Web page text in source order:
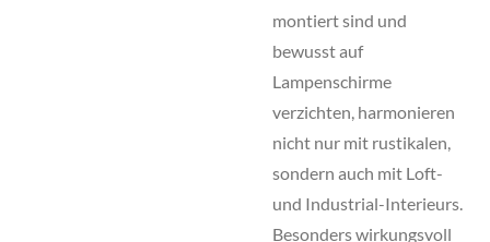
montiert sind und
bewusst auf
Lampenschirme
verzichten, harmonieren
nicht nur mit rustikalen,
sondern auch mit Loft-
und Industrial-Interieurs.
Besonders wirkungsvoll